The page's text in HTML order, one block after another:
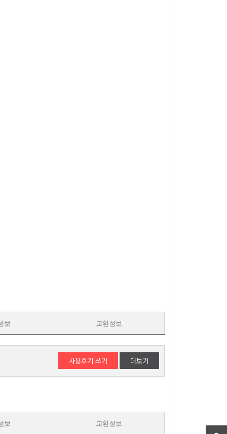
보 교환정보
사용후기 쓰기 더보기
보 교환정보